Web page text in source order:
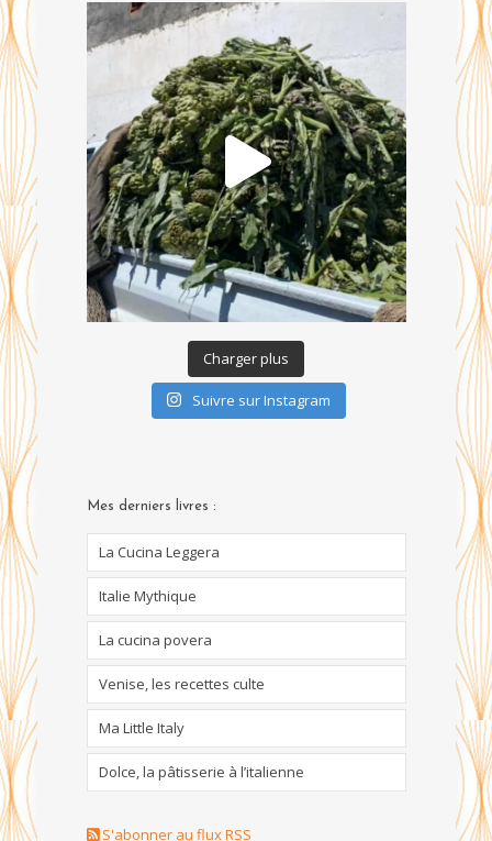
Charger plus
Suivre sur Instagram
Mes derniers livres :
La Cucina Leggera
Italie Mythique
La cucina povera
Venise, les recettes culte
Ma Little Italy
Dolce, la pâtisserie à l’italienne
S'abonner au flux RSS